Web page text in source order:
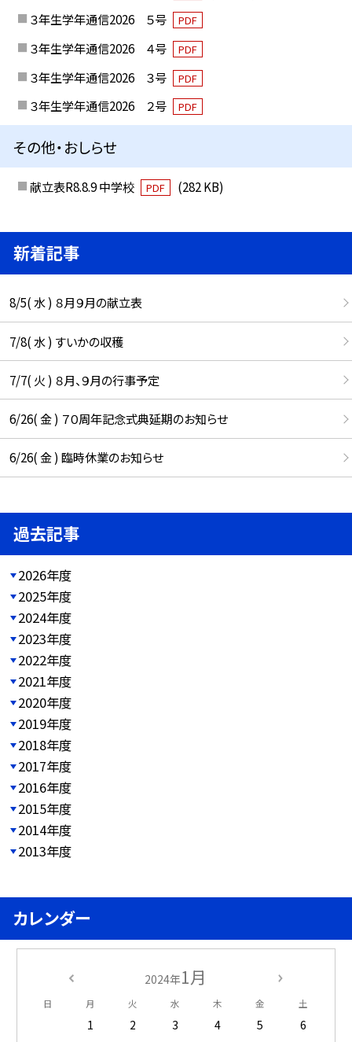
３年生学年通信2026 ５号
PDF
３年生学年通信2026 ４号 PDF
３年生学年通信2026 ３号 PDF
３年生学年通信2026 ２号 PDF
その他・おしらせ
献立表R8.8.9 中学校 PDF (282 KB)
新着記事
8/5( 水 ) ８月９月の献立表
7/8( 水 ) すいかの収穫
7/7( 火 ) ８月、９月の行事予定
6/26( 金 ) ７０周年記念式典延期のお知らせ
6/26( 金 ) 臨時休業のお知らせ
過去記事
2026年度
2025年度
2024年度
2023年度
2022年度
2021年度
2020年度
2019年度
2018年度
2017年度
2016年度
2015年度
2014年度
2013年度
カレンダー
2024年1月
日 月 火 水 木 金 土
1 2 3 4 5
6